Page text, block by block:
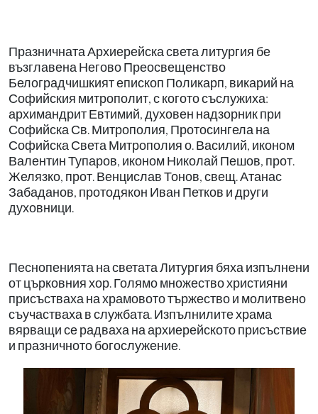
Празничната Архиерейска света литургия бе
възглавена Негово Преосвещенство
Белоградчишкият епископ Поликарп, викарий на
Софийския митрополит, с когото съслужиха:
архимандрит Евтимий, духовен надзорник при
Софийска Св. Митрополия, Протосингела на
Софийска Света Митрополия о. Василий, иконом
Валентин Тупаров, иконом Николай Пешов, прот.
Желязко, прот. Венцислав Тонов, свещ. Атанас
Забаданов, протодякон Иван Петков и други
духовници.
Песнопенията на светата Литургия бяха изпълнени
от църковния хор. Голямо множество християни
присъстваха на храмовото тържество и молитвено
съучастваха в службата. Изпълнилите храма
вярващи се радваха на архиерейското присъствие
и празничното богослужение.